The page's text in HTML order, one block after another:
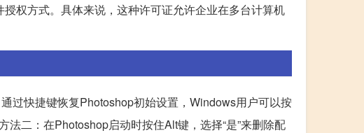
权方式。具体来说，这种许可证允许企业在多台计算机
过快捷键恢复Photoshop初始设置，Windows用户可以按
二：在Photoshop启动时按住Alt键，选择“是”来删除配